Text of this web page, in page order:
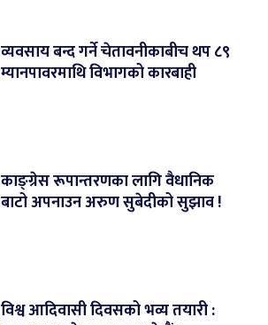
व्यवसाय बन्द गर्ने चेतावनीकाबीच थप ८९
म्यानपावरमाथि विभागको कारबाही
काङ्ग्रेस रूपान्तरणका लागि वैधानिक
बाटो अपनाउन अरुण सुबेदीको सुझाव !
विश्व आदिवासी दिवसको भव्य तयारी :